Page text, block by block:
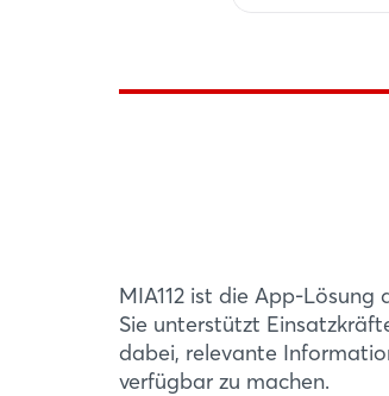
MIA112 ist die App-Lösung
Sie unterstützt
dabei, relevante
verfügbar zu machen.